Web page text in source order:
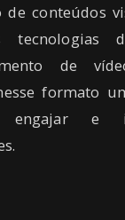
de conteúdos
tecnologias
de
formato
e